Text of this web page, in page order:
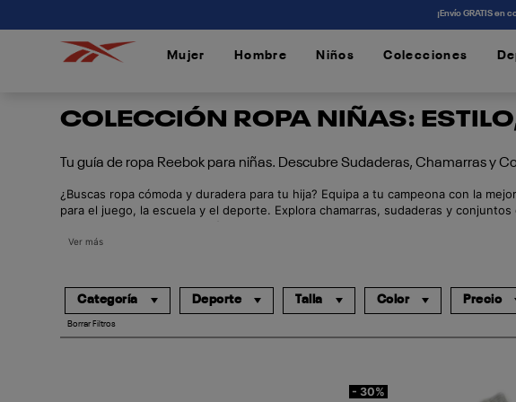
¡Envío GRATIS
Mujer Hombre Niños Colecciones
COLECCIÓN ROPA NIÑAS:
Tu guía de ropa Reebok para niñas. Descubre Sudaderas, Chamarras y
¿Buscas ropa cómoda y duradera para tu hija? Equipa a tu campeona con la
para el juego, la escuela y el deporte. Explora chamarras, sudaderas y
Ver más
Categoría Deporte Talla Color Precio
Borrar Filtros
- 30%